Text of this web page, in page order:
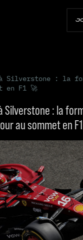
Silverstone : la
en F1 🚀
Silverstone : la
au sommet en